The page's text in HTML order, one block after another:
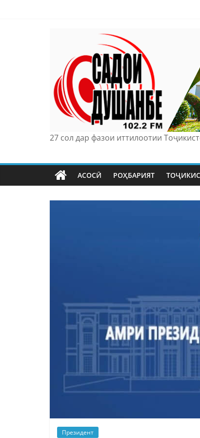
27 сол дар фазои иттилоотии
АСОСӢ РОҲБАРИЯТ
Президент